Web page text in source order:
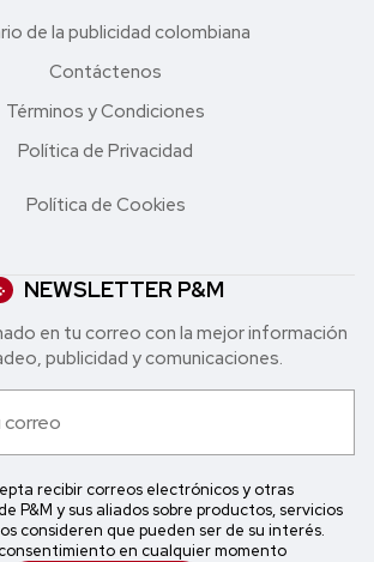
de la publicidad colombiana
Contáctenos
Términos y Condiciones
Política de Privacidad
Política de Cookies
NEWSLETTER P&M
en tu correo con la mejor in formación
publicidad y comunicaciones.
recibir correos electrónicos y otras
P&M y sus aliados sobre productos, servicios
consideren que pueden ser de su interés.
en cualquier momento